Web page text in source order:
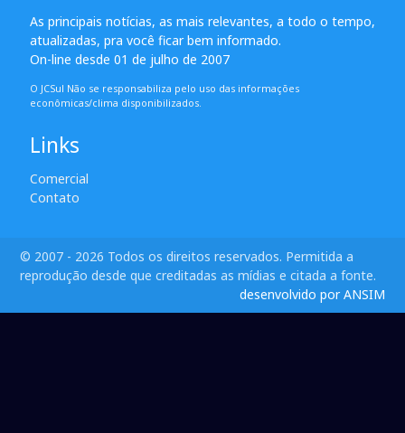
As principais notícias, as mais relevantes, a todo o tempo,
atualizadas, pra você ficar bem informado.
On-line desde 01 de julho de 2007
O JCSul Não se responsabiliza pelo uso das informações
econômicas/clima disponibilizados.
Links
Comercial
Contato
© 2007 - 2026 Todos os direitos reservados. Permitida a
reprodução desde que creditadas as mídias e citada a fonte.
desenvolvido por ANSIM